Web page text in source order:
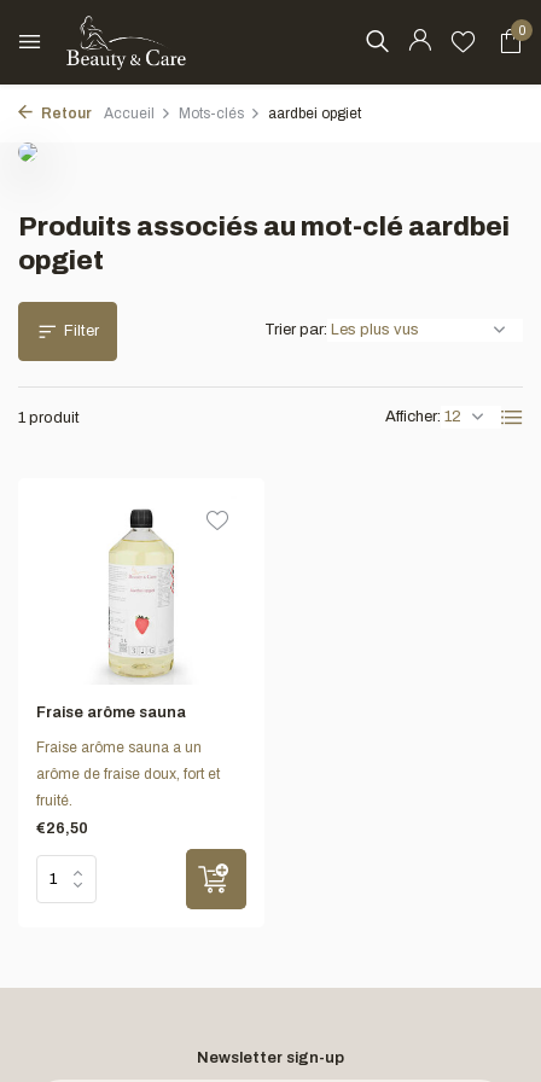
0
Retour Accueil Mots-clés aardbei opgiet
Produits associés au mot-clé aardbei
opgiet
Filter
1 produit Afficher:
Trier par:
Fraise arôme sauna
Fraise arôme sauna a un
arôme de fraise doux, fort et
fruité.
€26,50
Newsletter sign-up